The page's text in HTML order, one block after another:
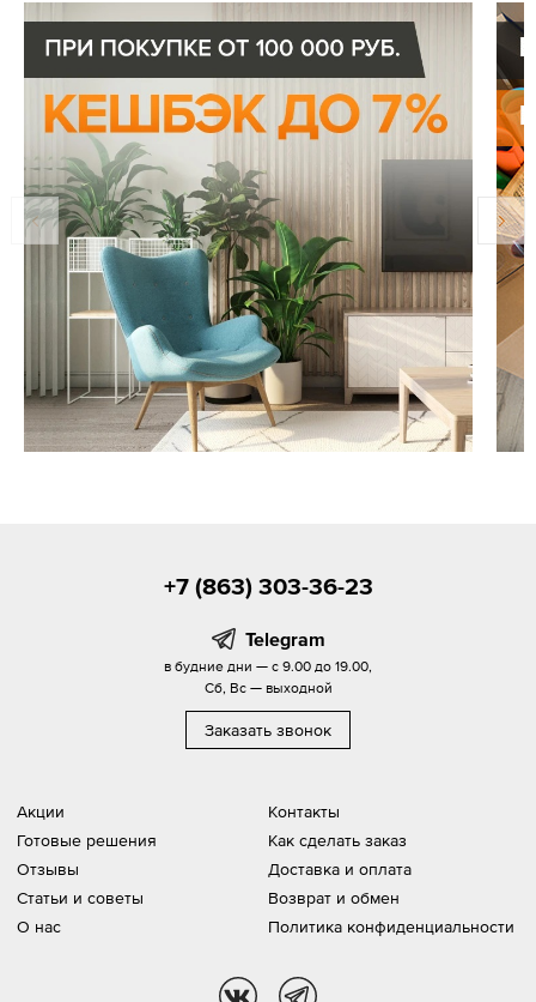
Акции
Готовые решения
Отзывы
Статьи и советы
О нас
Контакты
Как сделать заказ
Доставка и оплата
Возврат и обмен
Политика конфиденциальности
+7 (863) 303-36-23
Telegram
в будние дни — с 9.00 до 19.00,
Сб, Вс — выходной
Заказать звонок